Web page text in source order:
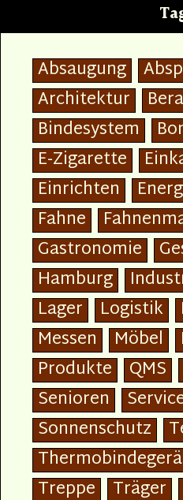
Absaugung
Architektur
Bindesystem
E-Zigarette
Einrichten
Fahne
Gastronomie
Hamburg
Lager
Logistik
Messen
Möbel
Produkte
QMS
Senioren
Sonnenschutz
Treppe
Träger